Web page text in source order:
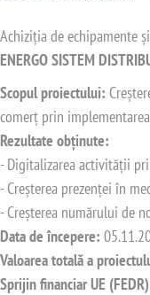
Achiziția de echipamente
ENERGO SISTEM
Scopul proiectului:
comerț prin
Rezultate obținute:
- Digitalizarea activității
- Creșterea prezenței în
- Creșterea numărului de
Data de începere:
Valoarea totală a
Sprijin financiar UE